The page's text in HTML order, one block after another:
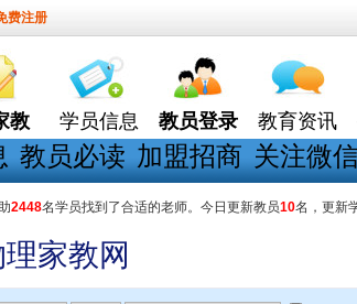
费注册
教 学员信息 教员登录 教育资讯
教员必读 加盟招商 关注微
2448名学员找到了合适的老师。今日更新教员10名，更新
家教网